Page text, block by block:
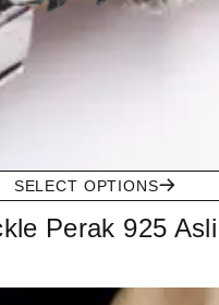
SELECT OPTIONS
Perak 925